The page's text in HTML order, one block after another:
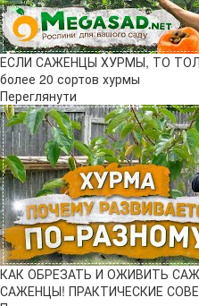
ЕСЛИ САЖЕНЦЫ ХУРМЫ, ТО
более 20 сортов хурмы
Переглянути
КАК ОБРЕЗАТЬ И ОЖИВИТЬ
САЖЕНЦЫ! ПРАКТИЧЕСКИЕ